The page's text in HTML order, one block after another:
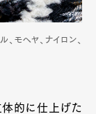
モヘヤ、ナイロン、
体的に仕上げた